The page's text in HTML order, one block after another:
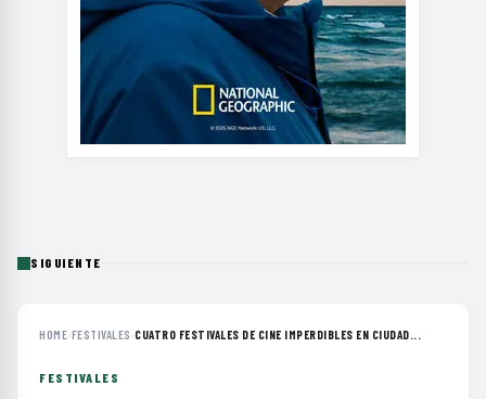
SIGUIENTE
HOME›FESTIVALES ›CUATRO FESTIVALES DE CINE IMPERDIBLES EN CIUDAD...
FESTIVALES